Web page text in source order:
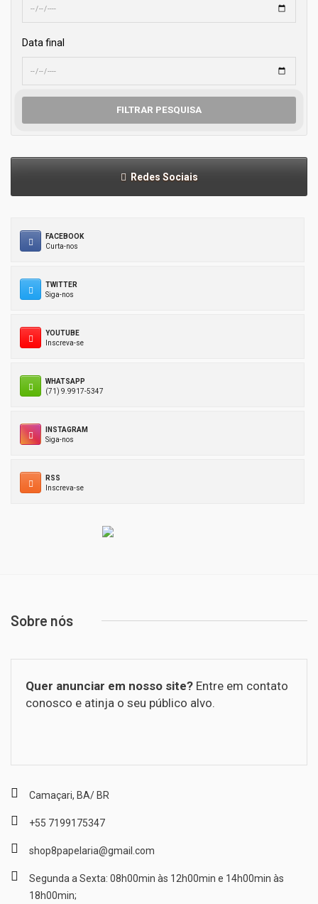
Data final
FILTRAR PESQUISA
Redes Sociais
FACEBOOK
Curta-nos
TWITTER
Siga-nos
YOUTUBE
Inscreva-se
WHATSAPP
(71) 9.9917-5347
INSTAGRAM
Siga-nos
RSS
Inscreva-se
Sobre nós
Quer anunciar em nosso site? Entre em contato
conosco e atinja o seu público alvo.
Camaçari, BA/ BR
+55 7199175347
shop8papelaria@gmail.com
Segunda a Sexta: 08h00min às 12h00min e 14h00min às
18h00min;